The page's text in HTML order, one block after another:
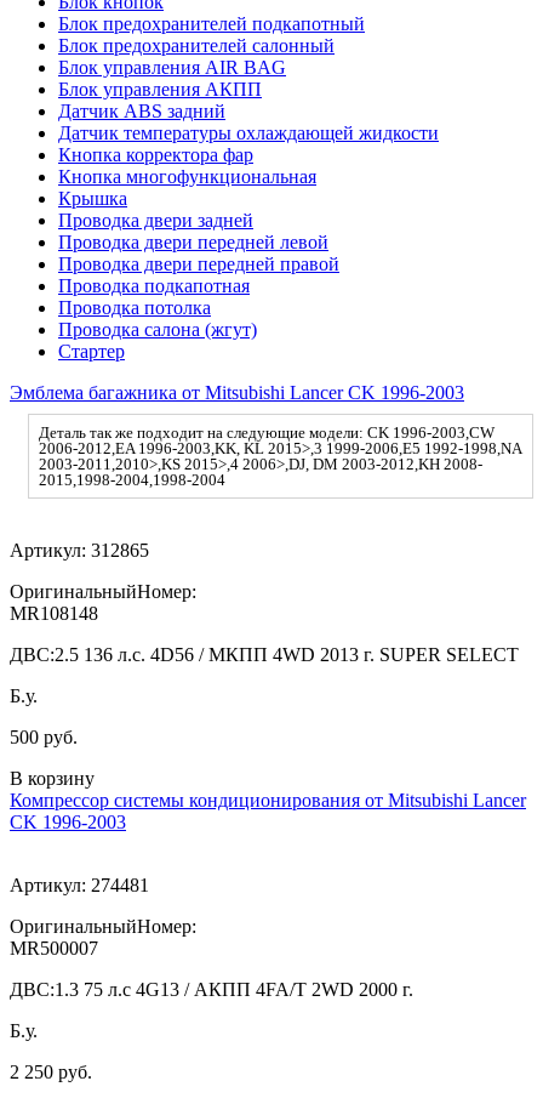
Блок предохранителей подкапотный
Блок предохранителей салонный
Блок управления AIR BAG
Блок управления АКПП
Датчик ABS задний
Датчик температуры охлаждающей жидкости
Кнопка корректора фар
Кнопка многофункциональная
Крышка
Проводка двери задней
Проводка двери передней левой
Проводка двери передней правой
Проводка подкапотная
Проводка потолка
Проводка салона (жгут)
Стартер
Эмблема багажника от Mitsubishi Lancer CK 1996-2003
Деталь так же подходит на следующие модели: CK 1996-2003,CW
2006-2012,EA 1996-2003,KK, KL 2015>,3 1999-2006,E5 1992-1998,NA
2003-2011,2010>,KS 2015>,4 2006>,DJ, DM 2003-2012,KH 2008-
2015,1998-2004,1998-2004
Артикул: 312865
ОригинальныйНомер:
MR108148
ДВС:2.5 136 л.с. 4D56 / МКПП 4WD 2013 г. SUPER SELECT
Б.у.
500 руб.
В корзину
Компрессор системы кондиционирования от Mitsubishi Lancer
CK 1996-2003
Артикул: 274481
ОригинальныйНомер:
MR500007
ДВС:1.3 75 л.с 4G13 / АКПП 4FA/T 2WD 2000 г.
Б.у.
2 250 руб.